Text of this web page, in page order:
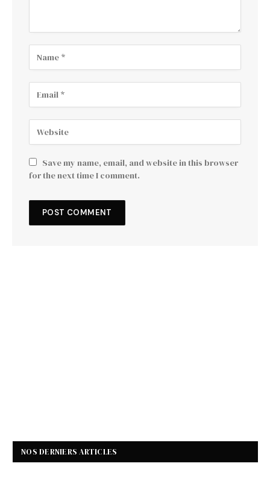
Save my name, email, and website in this browser
for the next time I comment.
NOS DERNIERS ARTICLES